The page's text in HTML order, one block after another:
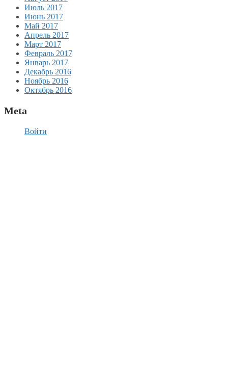
Июль 2017
Июнь 2017
Май 2017
Апрель 2017
Март 2017
Февраль 2017
Январь 2017
Декабрь 2016
Ноябрь 2016
Октябрь 2016
Meta
Войти